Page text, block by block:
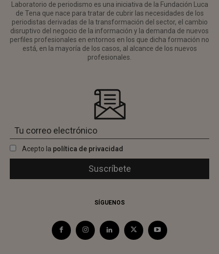
Laboratorio de periodismo es una iniciativa de la Fundación Luca
de Tena que nace para tratar de cubrir las necesidades de los
periodistas derivadas de la transformación del sector, el cambio
disruptivo del negocio de la información y la demanda de nuevos
perfiles profesionales en entornos en los que dicha formación no
está, en la mayoría de los casos, al alcance de los nuevos
profesionales.
Acepto la política de privacidad
SÍGUENOS